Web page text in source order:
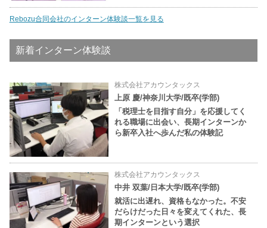
Rebozu合同会社のインターン体験談一覧を見る
新着インターン体験談
株式会社アカウンタックス
上原 慶/神奈川大学/既卒(学部)
「税理士を目指す自分」を応援してく
れる職場に出会い、長期インターンか
ら新卒入社へ歩んだ私の体験記
株式会社アカウンタックス
中井 双葉/日本大学/既卒(学部)
就活に出遅れ、資格もなかった。不安
だらけだった日々を変えてくれた、長
期インターンという選択